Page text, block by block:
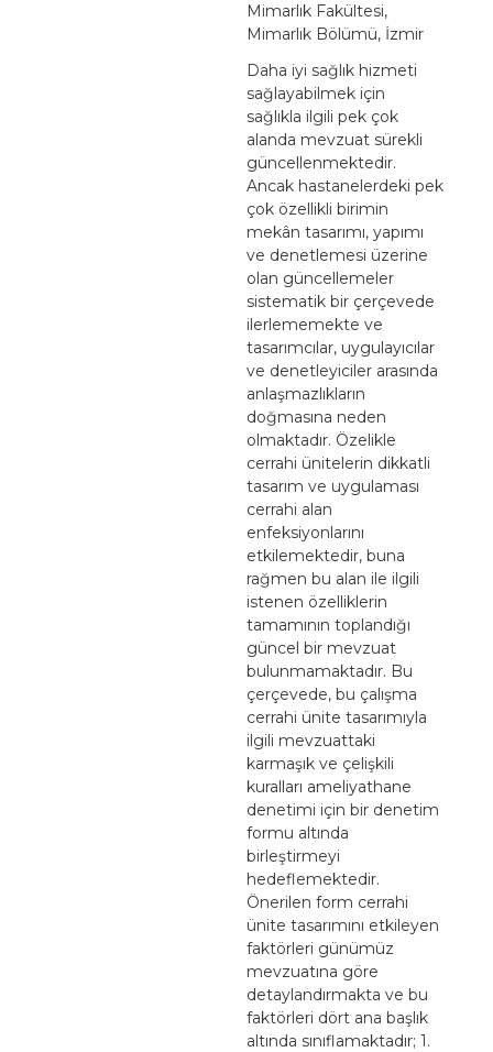
Mimarlık Fakültesi,
Mimarlık Bölümü, İzmir
Daha iyi sağlık hizmeti
sağlayabilmek için
sağlıkla ilgili pek çok
alanda mevzuat sürekli
güncellenmektedir.
Ancak hastanelerdeki pek
çok özellikli birimin
mekân tasarımı, yapımı
ve denetlemesi üzerine
olan güncellemeler
sistematik bir çerçevede
ilerlememekte ve
tasarımcılar, uygulayıcılar
ve denetleyiciler arasında
anlaşmazlıkların
doğmasına neden
olmaktadır. Özelikle
cerrahi ünitelerin dikkatli
tasarım ve uygulaması
cerrahi alan
enfeksiyonlarını
etkilemektedir, buna
rağmen bu alan ile ilgili
istenen özelliklerin
tamamının toplandığı
güncel bir mevzuat
bulunmamaktadır. Bu
çerçevede, bu çalışma
cerrahi ünite tasarımıyla
ilgili mevzuattaki
karmaşık ve çelişkili
kuralları ameliyathane
denetimi için bir denetim
formu altında
birleştirmeyi
hedeflemektedir.
Önerilen form cerrahi
ünite tasarımını etkileyen
faktörleri günümüz
mevzuatına göre
detaylandırmakta ve bu
faktörleri dört ana başlık
altında sınıflamaktadır; 1.